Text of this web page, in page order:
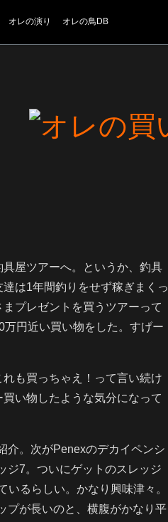
オレの演り オレの鳥DB
屋ツアーへ。というか、釣具
は1年間釣りをせず稼ぎまくっ
プレゼントを買うツアーって
万円近い買い物をした。すげー
も買っちゃえ！って言い続け
い物したような気分になって
介。次がPenexのデカイペンシ
ジ7。ついにゲットのスレッジ
るらしい。かなり興味津々。
プが長いのと、横腹がかなり平